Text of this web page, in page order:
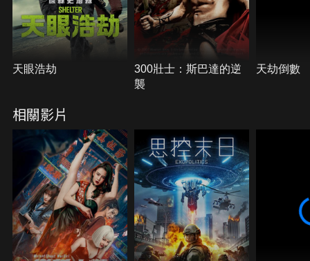
天眼浩劫
300壯士：斯巴達的逆
襲
天劫倒數
相關影片